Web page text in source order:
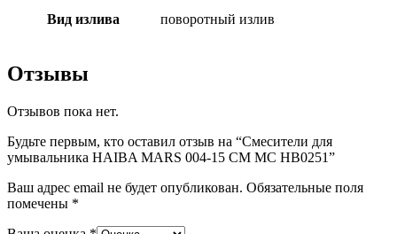
Вид излива поворотный излив
Отзывы
Отзывов пока нет.
Будьте первым, кто оставил отзыв на “Смесители для
умывальника HAIBA MARS 004-15 СМ MC HB0251”
Ваш адрес email не будет опубликован. Обязательные поля
помечены *